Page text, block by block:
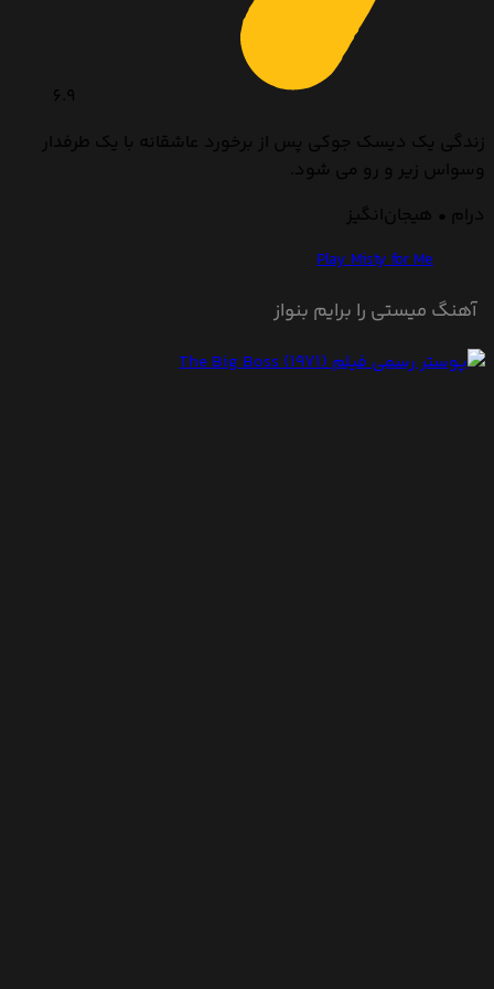
6.9
زندگی یک دیسک جوکی پس از برخورد عاشقانه با یک طرفدار
وسواس زیر و رو می شود.
درام • هیجان‌انگیز
Play Misty for Me
آهنگ میستی را برایم بنواز